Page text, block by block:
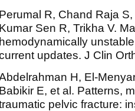
Perumal R, Chand Raja
Kumar Sen R, Trikha V.
hemodynamically
updates. J Clin
H, El-
Babikir E, et al. Patterns,
pelvic fracture: